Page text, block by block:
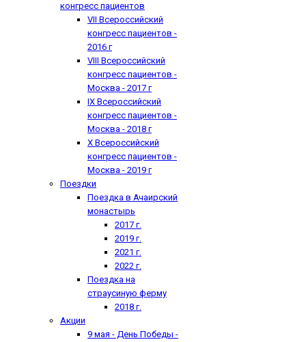
конгресс пациентов
VII Всероссийский
конгресс пациентов -
2016 г
VIII Всероссийский
конгресс пациентов -
Москва - 2017 г
IX Всероссийский
конгресс пациентов -
Москва - 2018 г
X Всероссийский
конгресс пациентов -
Москва - 2019 г
Поездки
Поездка в Ачаирский
монастырь
2017 г.
2019 г.
2021 г.
2022 г.
Поездка на
страусиную ферму
2018 г.
Акции
9 мая - День Победы -